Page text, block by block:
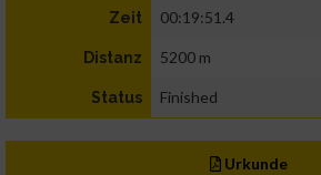
Zeit 00:19:51.4
Distanz 5200 m
Status Finished
Urkunde